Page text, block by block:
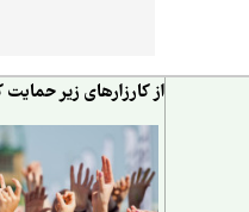
از کارزارهای زیر حمایت